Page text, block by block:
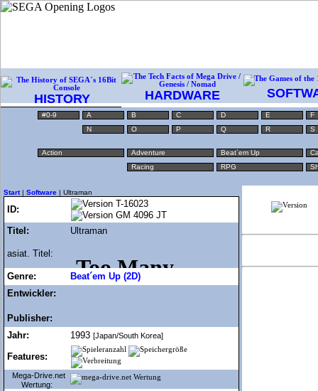
HISTORY HARDWARE
#0-9 A B C D E
F
N
O P Q R S
Action Adventure Beat´em Up
Racing
RPG
Start| Software | Ultraman
ID:
T-16023
GM 4096 JT
Titel:
Ultraman
asiat. Titel:
Genre:
Beat´em Up (2D)
Entwickler:
Publisher:
Jahr:
1993 [Japan/South Korea]
Features:
Mega-Drive.net
Wertung: